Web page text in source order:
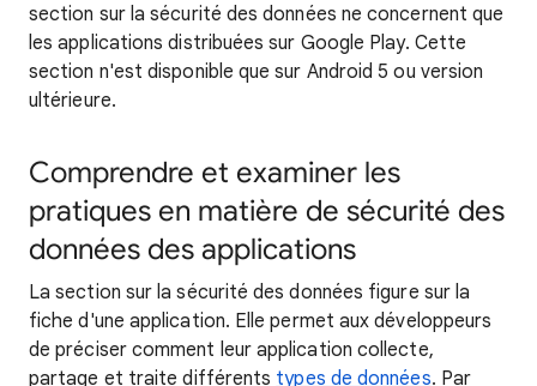
section sur la sécurité des données ne concernent que
les applications distribuées sur Google Play. Cette
section n'est disponible que sur Android 5 ou version
ultérieure.
Comprendre et examiner les
pratiques en matière de sécurité des
données des applications
La section sur la sécurité des données figure sur la
fiche d'une application. Elle permet aux développeurs
de préciser comment leur application collecte,
partage et traite différents types de données. Par